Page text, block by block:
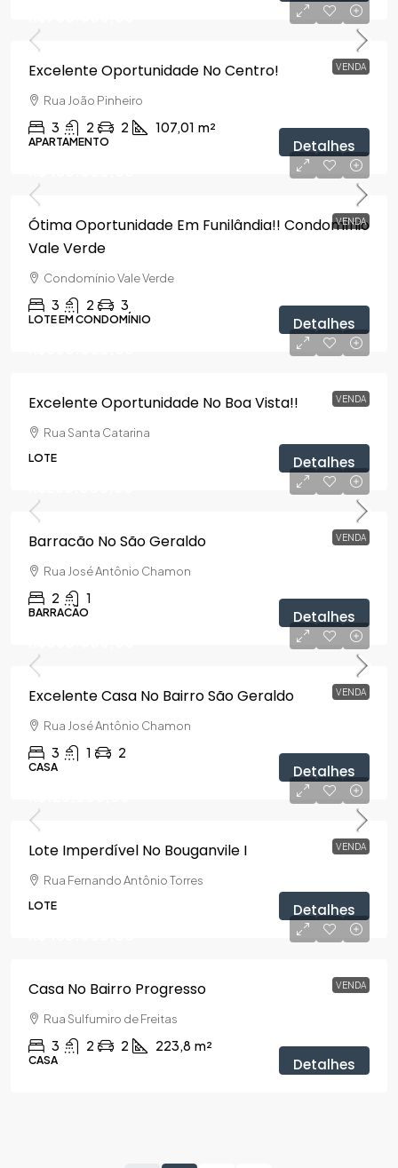
VENDA
Excelente Oportunidade No Centro!
Rua João Pinheiro
3 2 2 107,01 m²
APARTAMENTO Detalhes
VENDA
Ótima Oportunidade Em Funilândia!! Condomínio
Vale Verde
Condomínio Vale Verde
3 2 3
LOTE EM CONDOMÍNIO Detalhes
VENDA
Excelente Oportunidade No Boa Vista!!
Rua Santa Catarina
LOTE Detalhes
VENDA
Barracão No São Geraldo
Rua José Antônio Chamon
2 1
BARRACÃO Detalhes
VENDA
Excelente Casa No Bairro São Geraldo
Rua José Antônio Chamon
3 1 2
CASA Detalhes
VENDA
Lote Imperdível No Bouganvile I
Rua Fernando Antônio Torres
LOTE Detalhes
VENDA
Casa No Bairro Progresso
Rua Sulfumiro de Freitas
3 2 2 223,8 m²
CASA Detalhes